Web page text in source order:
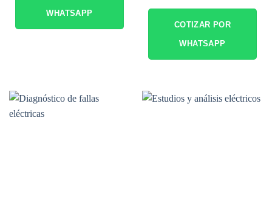
WHATSAPP
COTIZAR POR
WHATSAPP